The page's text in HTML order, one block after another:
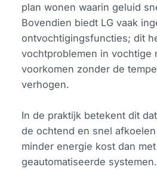
plan wonen waarin geluid
Bovendien biedt LG vaak
ontvochtigingsfuncties; dit
vochtproblemen in vochtige
voorkomen zonder de
verhogen.
In de praktijk betekent dit
de ochtend en snel
minder energie kost dan
geautomatiseerde